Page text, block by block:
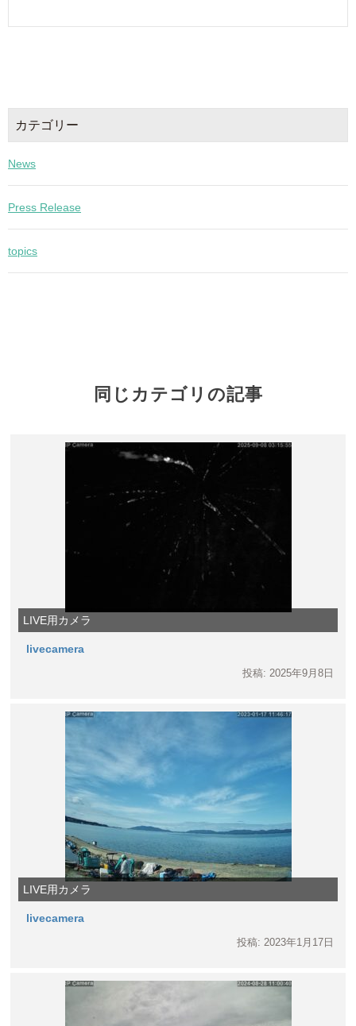
カテゴリー
News
Press Release
topics
同じカテゴリの記事
LIVE用カメラ
livecamera
投稿: 2025年9月8日
LIVE用カメラ
livecamera
投稿: 2023年1月17日